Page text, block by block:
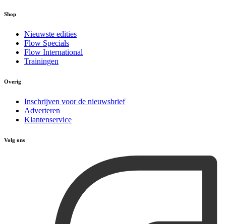
Shop
Nieuwste edities
Flow Specials
Flow International
Trainingen
Overig
Inschrijven voor de nieuwsbrief
Adverteren
Klantenservice
Volg ons